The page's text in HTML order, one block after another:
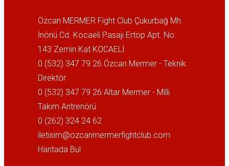
Özcan MERMER Fight Club Çukurbağ Mh.
İnönü Cd. Kocaeli Pasajı Ertop Apt. No:
143 Zemin Kat KOCAELİ
0 (532) 347 79 26 Özcan Mermer - Teknik
Direktör
0 (532) 347 79 26 Altar Mermer - Milli
Takım Antrenörü
0 (262) 324 24 62
iletisim@ozcanmermerfightclub.com
Haritada Bul